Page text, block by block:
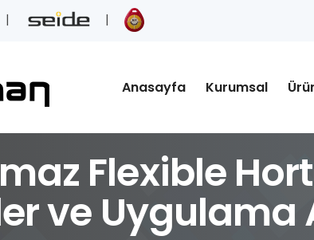
Anasayfa Kurumsal
Flexible
ve Uygulama